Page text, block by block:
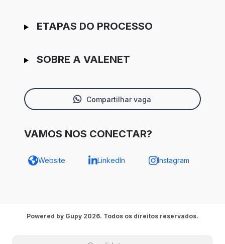
ETAPAS DO PROCESSO
SOBRE A VALENET
Compartilhar vaga
VAMOS NOS CONECTAR?
Website LinkedIn Instagram
Powered by Gupy 2026. Todos os direitos reservados.